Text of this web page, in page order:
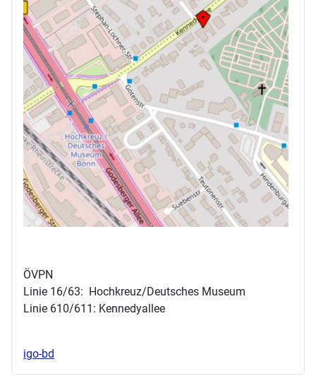
ÖVPN
Linie 16/63: Hochkreuz/Deutsches Museum
Linie 610/611: Kennedyallee
igo-bd